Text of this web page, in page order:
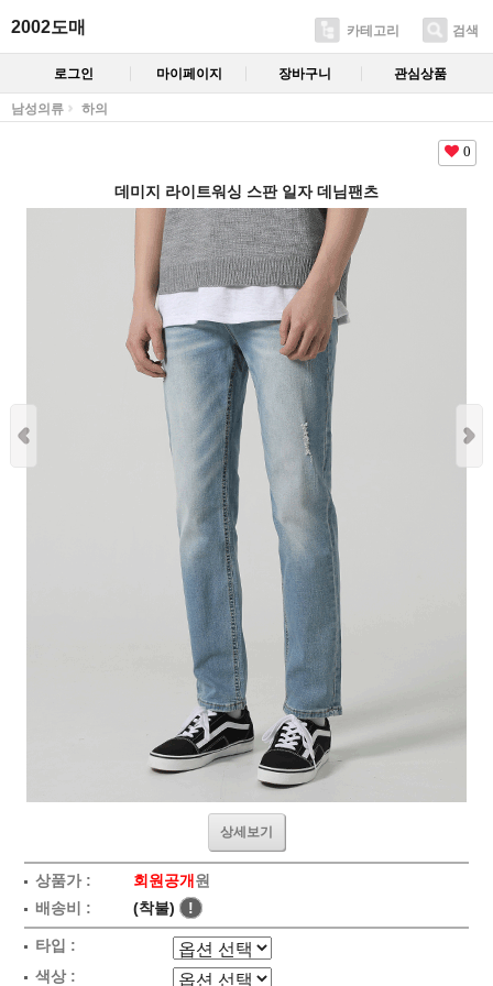
2002도매 카테고리 검색
로그인 마이페이지 장바구니 관심상품
남성의류 하의
0
데미지 라이트워싱 스판 일자 데님팬츠
상세보기
상품가 : 회원공개원
배송비 :
(착불) !
타입 :
색상 :